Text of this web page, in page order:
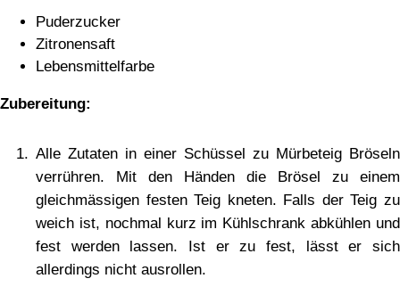
Puderzucker
Zitronensaft
Lebensmittelfarbe
Zubereitung:
Alle Zutaten in einer Schüssel zu Mürbeteig Bröseln
verrühren. Mit den Händen die Brösel zu einem
gleichmässigen festen Teig kneten. Falls der Teig zu
weich ist, nochmal kurz im Kühlschrank abkühlen und
fest werden lassen. Ist er zu fest, lässt er sich
allerdings nicht ausrollen.